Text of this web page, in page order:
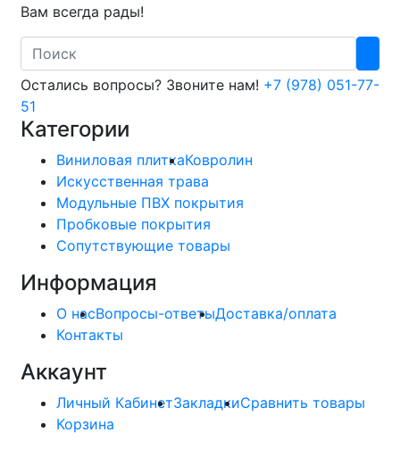
Вам всегда рады!
Search
Остались вопросы? Звоните нам! +7 (978) 051-77-
51
Категории
Виниловая плиткаКовролин
Искусственная трава
Модульные ПВХ покрытия
Пробковые покрытия
Сопутствующие товары
Информация
О насВопросы-ответыДоставка/оплата
Контакты
Аккаунт
Личный КабинетЗакладкиСравнить товары
Корзина